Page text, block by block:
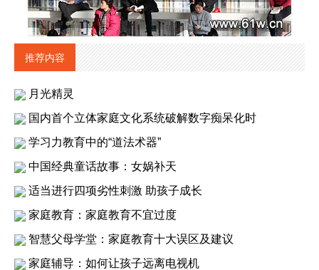
推荐内容
月光精灵
国内首个立体家庭文化系统破解数字痴呆化时
学习力教育中的“道法术器”
中国经典童话故事：女娲补天
适当进行四项劣性刺激 助孩子成长
家庭教育：家庭教育不宜过度
智慧父母学堂：家庭教育十大误区及建议
家庭辅导：如何让孩子远离电视机